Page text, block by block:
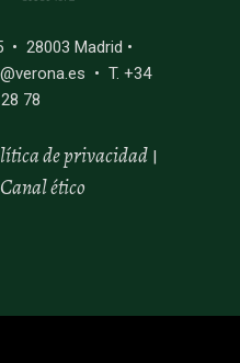
• 28003 Madrid •
• T. +34
78
de privacidad |
Canalético